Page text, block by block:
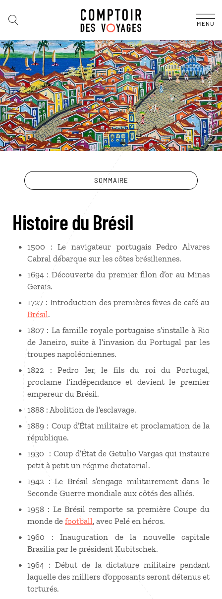
MENU
SOMMAIRE
Histoire du Brésil
1500 : Le navigateur portugais Pedro Alvares
Cabral débarque sur les côtes brésiliennes.
1694 : Découverte du premier filon d’or au Minas
Gerais.
1727 : Introduction des premières fèves de café au
Brésil.
1807 : La famille royale portugaise s’installe à Rio
de Janeiro, suite à l’invasion du Portugal par les
troupes napoléoniennes.
1822 : Pedro Ier, le fils du roi du Portugal,
proclame l’indépendance et devient le premier
empereur du Brésil.
1888 : Abolition de l’esclavage.
1889 : Coup d’État militaire et proclamation de la
république.
1930 : Coup d’État de Getulio Vargas qui instaure
petit à petit un régime dictatorial.
1942 : Le Brésil s’engage militairement dans le
Seconde Guerre mondiale aux côtés des alliés.
1958 : Le Brésil remporte sa première Coupe du
monde de football, avec Pelé en héros.
1960 : Inauguration de la nouvelle capitale
Brasília par le président Kubitschek.
1964 : Début de la dictature militaire pendant
laquelle des milliers d’opposants seront détenus et
torturés.